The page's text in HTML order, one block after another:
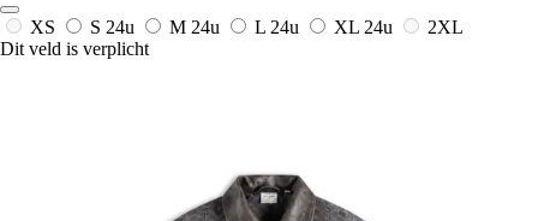
XS S 24u M 24u L 24u XL 24u
2XL
Dit veld is verplicht